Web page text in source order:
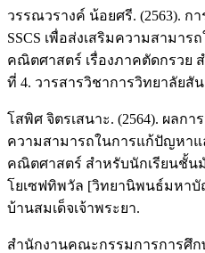
วรรณวรางค์ น้อยศรี. (2563). ก
SSCS เพื่อส่งเสริมความสามา
คณิตศาสตร์ เรื่องภาคตัดกรวย
ที่ 4. วารสารวิชาการวิทยาลัยสัน
โสพิศ จิตรเสนาะ. (2564). ผลกา
ความสามารถในการแก้ปัญหาแ
คณิตศาสตร์ สำหรับนักเรียนชั้น
โยเซฟทิพวัล [วิทยานิพนธ์มหา
บ้านสมเด็จเจ้าพระยา.
สำนักงานคณะกรรมการการศึ